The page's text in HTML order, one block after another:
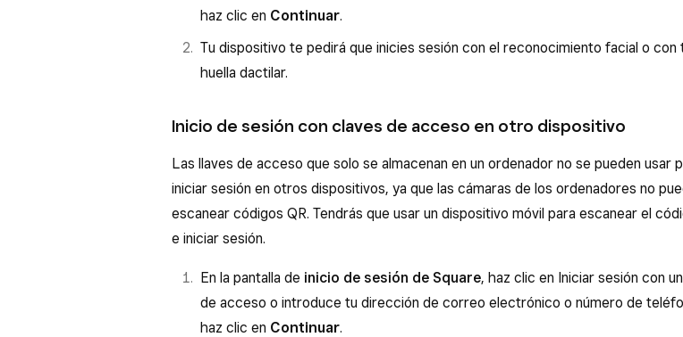
haz clic en Continuar.
Tu dispositivo te pedirá que inicies sesión con el reconocimiento facial o con
huella dactilar.
Inicio de sesión con claves de acceso en otro dispositivo
Las llaves de acceso que solo se almacenan en un ordenador no se pueden usar
iniciar sesión en otros dispositivos, ya que las cámaras de los ordenadores no
escanear códigos QR. Tendrás que usar un dispositivo móvil para escanear el
e iniciar sesión.
En la pantalla de inicio de sesión de Square, haz clic en Iniciar sesión con
de acceso o introduce tu dirección de correo electrónico o número de
haz clic en Continuar.